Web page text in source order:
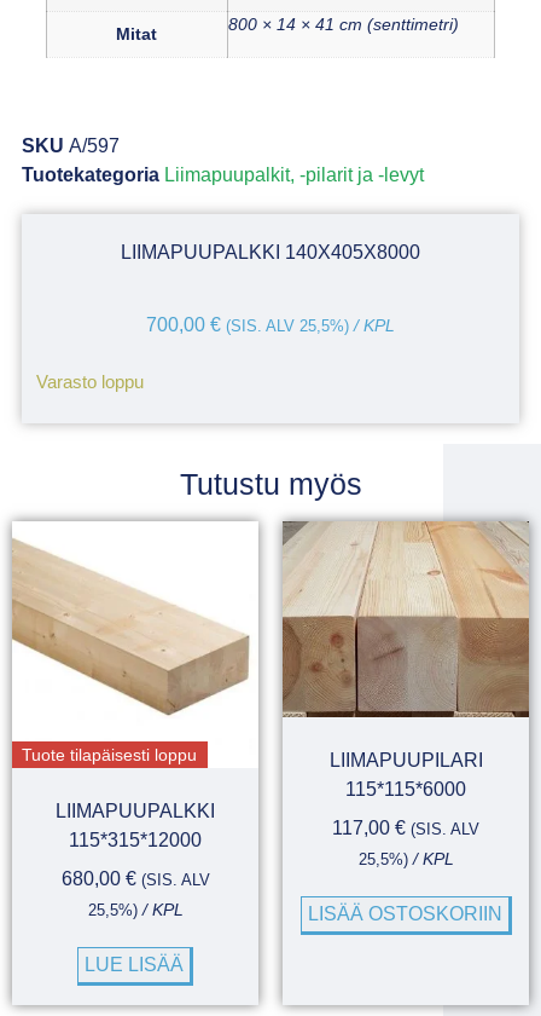
Mitat 800 × 14 × 41 cm (senttimetri)
SKU A/597
Tuotekategoria Liimapuupalkit, -pilarit ja -levyt
LIIMAPUUPALKKI 140X405X8000
700,00 € (SIS. ALV 25,5%) / KPL
Varasto loppu
Tutustu myös
Tuote tilapäisesti loppu
LIIMAPUUPALKKI
115*315*12000
680,00 € (SIS. ALV
25,5%)/ KPL
LUE LISÄÄ
LIIMAPUUPILARI
115*115*6000
117,00 € (SIS. ALV
25,5%)/ KPL
LISÄÄ OSTOSKORIIN